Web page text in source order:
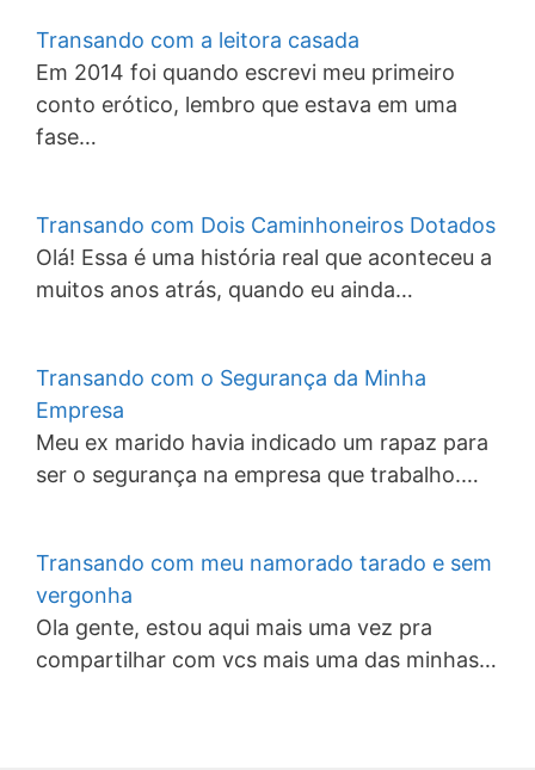
Transando com a leitora casada
Em 2014 foi quando escrevi meu primeiro
conto erótico, lembro que estava em uma
fase…
Transando com Dois Caminhoneiros Dotados
Olá! Essa é uma história real que aconteceu a
muitos anos atrás, quando eu ainda…
Transando com o Segurança da Minha
Empresa
Meu ex marido havia indicado um rapaz para
ser o segurança na empresa que trabalho.…
Transando com meu namorado tarado e sem
vergonha
Ola gente, estou aqui mais uma vez pra
compartilhar com vcs mais uma das minhas…